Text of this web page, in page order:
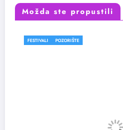
Možda ste propustili
FESTIVALI POZORIŠTE